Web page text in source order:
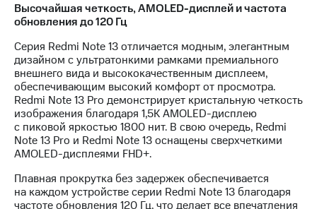
Высочайшая четкость, AMOLED-дисплей и частота
обновления до 120 Гц
Серия Redmi Note 13 отличается модным, элегантным
дизайном с ультратонкими рамками премиального
внешнего вида и высококачественным дисплеем,
обеспечивающим высокий комфорт от просмотра.
Redmi Note 13 Pro демонстрирует кристальную четкость
изображения благодаря 1,5K AMOLED-дисплею
с пиковой яркостью 1800 нит. В свою очередь, Redmi
Note 13 Pro и Redmi Note 13 оснащены сверхчеткими
AMOLED-дисплеями FHD+.
Плавная прокрутка без задержек обеспечивается
на каждом устройстве серии Redmi Note 13 благодаря
частоте обновления 120 Гц, что делает все впечатления